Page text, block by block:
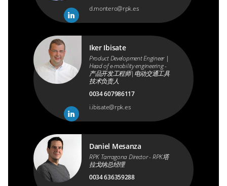
d.montero@rpk.es
Iker Ibisate
Product Development Engineer |
Head of e-mobility engineering -
产品开发工程师|电动交通工具
技术负责人
0034 607986117
i.ibisate@rpk.es
Daniel Mesanza
RPK Tarragona Director - RPK塔
拉戈纳总经理
0034 636359288